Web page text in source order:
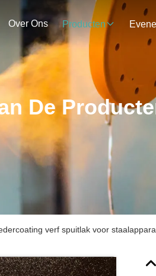
Over Ons Producten
De
verf spuitlak voor